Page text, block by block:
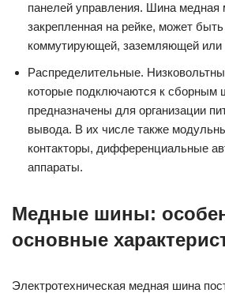
панелей управления. Шина
закрепленная на рейке, может
коммутирующей, заземляющей
Распределительные.
которые подключаются к сборным
предназначены для организации
вывода. В их числе также
контакторы, дифференциальные
аппараты.
Медные шины:
основные
Электротехническая медная шина